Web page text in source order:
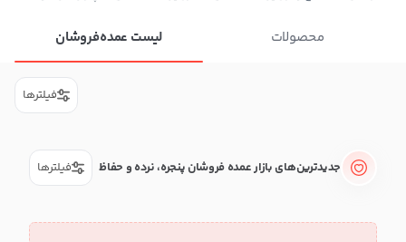
محصولات لیست عمده‌فروشان
فیلترها
جدیدترین‌های بازار عمده فروشان پنجره، نرده و حفاظ فیلترها